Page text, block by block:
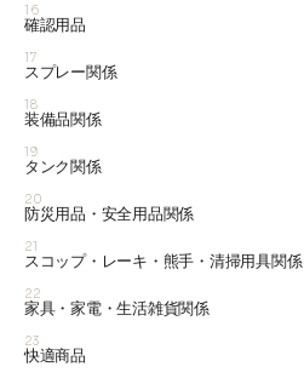
16
確認用品
17
スプレー関係
18
装備品関係
19
タンク関係
20
防災用品・安全用品関係
21
スコップ・レーキ・熊手・清掃用具関係
22
家具・家電・生活雑貨関係
23
快適商品